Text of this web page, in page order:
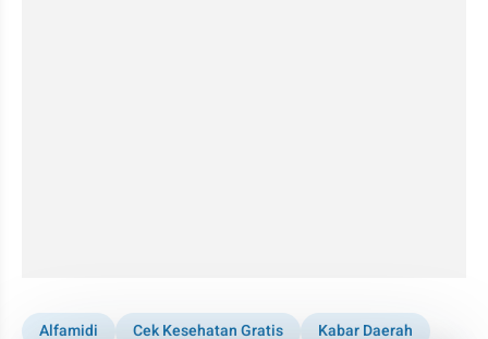
Alfamidi Cek Kesehatan Gratis Kabar Daerah